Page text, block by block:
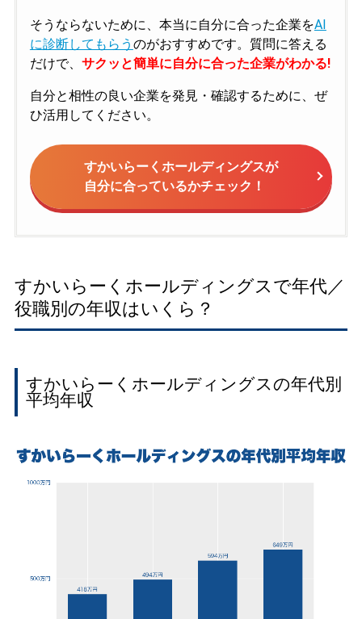
そうならないために、本当に自分に合った企業をAI
に診断してもらう のがおすすめです。質問に答える
だけで、 サクッと簡単に自分に合った企業がわかる!
自分と相性の良い企業を発見・確認するために、ぜ
ひ活用してください。
すかいらーくホールディングスが
自分に合っているかチェック！
すかいらーくホールディングスで年代／
役職別の年収はいくら？
すかいらーくホールディングスの年代別
平均年収